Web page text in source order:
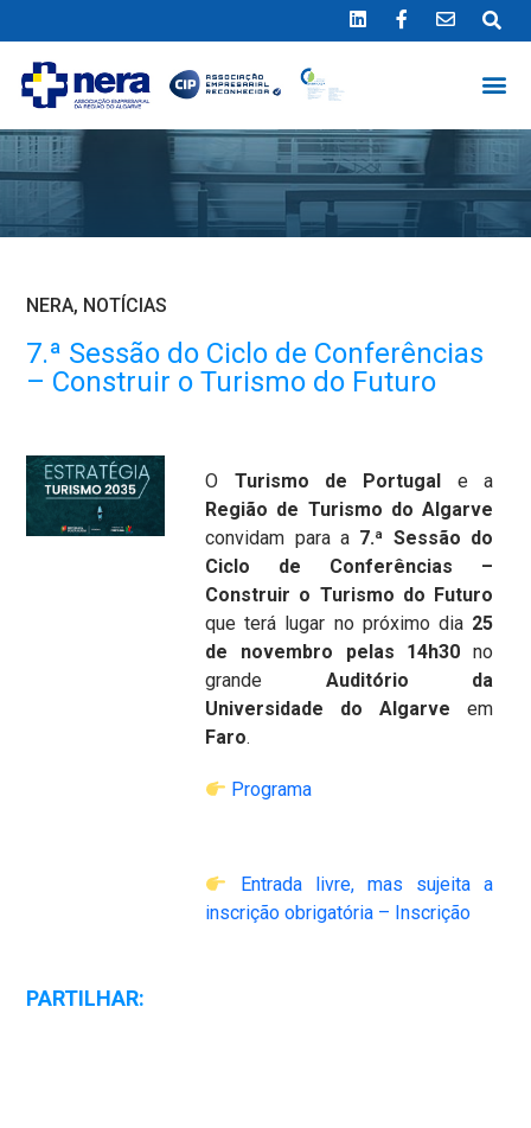
NERA, NOTÍCIAS
7.ª Sessão do Ciclo de Conferências
– Construir o Turismo do Futuro
O Turismo de Portugal e a
Região de Turismo do Algarve
convidam para a 7.ª Sessão do
Ciclo de Conferências –
Construir o Turismo do Futuro
que terá lugar no próximo dia 25
de
novembro pelas 14h30 no
grande Auditório da
Universidade do Algarve em
Faro.
Programa
Entrada livre, mas sujeita a
inscrição obrigatória – Inscrição
PARTILHAR: